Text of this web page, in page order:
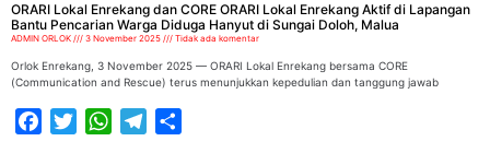
ORARI Lokal Enrekang dan CORE ORARI Lokal Enrekang Aktif di Lapangan
Bantu Pencarian Warga Diduga Hanyut di Sungai Doloh, Malua
ADMIN ORLOK 3 November 2025 Tidak ada komentar
Orlok Enrekang, 3 November 2025 — ORARI Lokal Enrekang bersama CORE
(Communication and Rescue) terus menunjukkan kepedulian dan tanggung jawab
FacebookTwitterWhatsAppTelegram